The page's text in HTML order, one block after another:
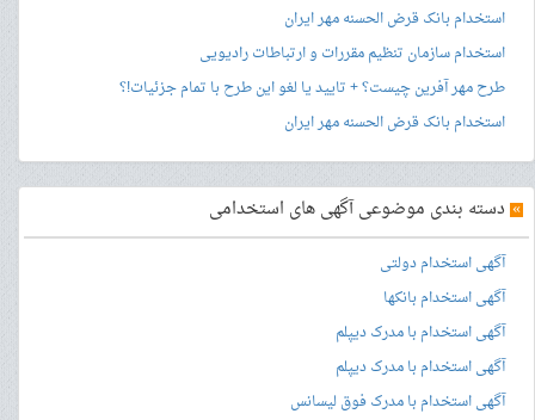
استخدام بانک قرض الحسنه مهر ایران
استخدام سازمان تنظیم مقررات و ارتباطات رادیویی
طرح مهر آفرین چیست؟ + تایید یا لغو این طرح با تمام جزئیات!؟
استخدام بانک قرض الحسنه مهر ایران
» دسته بندی موضوعی آگهی های استخدامی
آگهی استخدام دولتی
آگهی استخدام بانکها
آگهی استخدام با مدرک دیپلم
آگهی استخدام با مدرک دیپلم
آگهی استخدام با مدرک فوق لیسانس